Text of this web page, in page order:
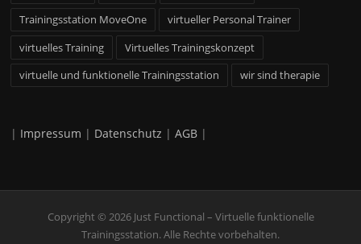
Trainingsstation MoveOne
virtueller Personal Trainer
virtuelles Training
Virtuelles Trainingskonzept
virtuelle und funktionelle Trainingsstation
wir sind therapie
| Impressum | Datenschutz |AGB |
Copyright © 2026 Just Functional – Virtuelle funktionelle
Trainingsstation. Alle Rechte vorbehalten.